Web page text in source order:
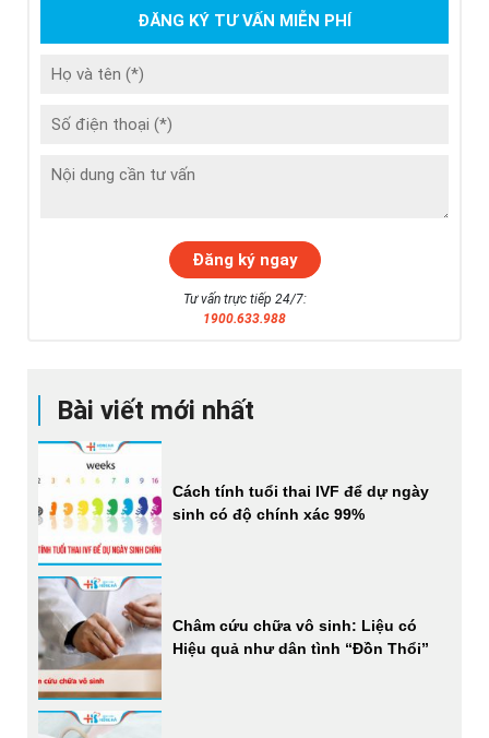
Bài viết mới nhất
Cách tính tuổi thai IVF để dự ngày
sinh có độ chính xác 99%
Châm cứu chữa vô sinh: Liệu có
Hiệu quả như dân tình “Đồn Thổi”
ĐĂNG KÝ TƯ VẤN MIỄN PHÍ
Tư vấn trực tiếp 24/7:
1900.633.988